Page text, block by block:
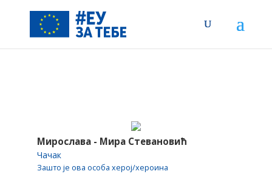
Мирослава - Мира Стевановић
Чачак
Зашто је ова особа херој/хероина